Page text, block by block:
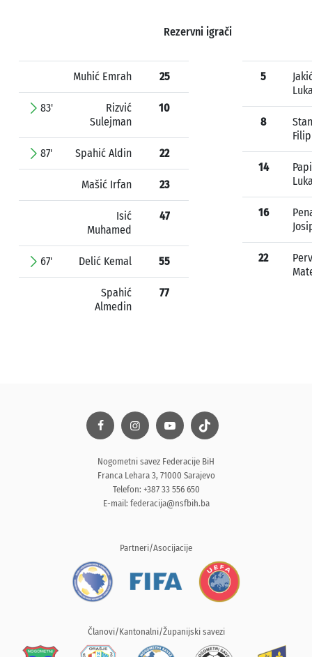
Rezervni igrači
Muhić Emrah 25
83'
Rizvić
Sulejman
10
87' Spahić Aldin 22
Mašić Irfan 23
Isić
Muhamed
47
67' Delić Kemal 55
Spahić
Almedin
77
5
8
Filip
14
16
22
Nogometni savez Federacije BiH
Franca Lehara 3, 71000 Sarajevo
Telefon: +387 33 556 650
E-mail: federacija@nsfbih.ba
Partneri/Asocijacije
Članovi/Kantonalni/Županijski savezi